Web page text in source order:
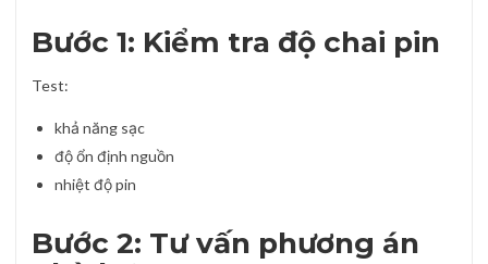
Bước 1: Kiểm tra độ chai pin
Test:
khả năng sạc
độ ổn định nguồn
nhiệt độ pin
Bước 2: Tư vấn phương án